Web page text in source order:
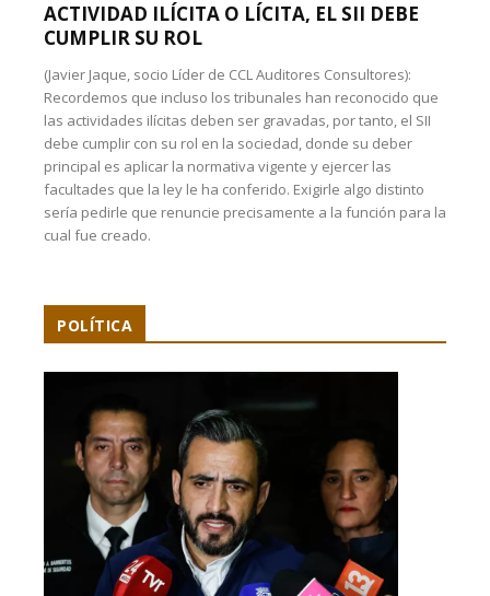
ACTIVIDAD ILÍCITA O LÍCITA, EL SII DEBE
CUMPLIR SU ROL
(Javier Jaque, socio Líder de CCL Auditores Consultores):
Recordemos que incluso los tribunales han reconocido que
las actividades ilícitas deben ser gravadas, por tanto, el SII
debe cumplir con su rol en la sociedad, donde su deber
principal es aplicar la normativa vigente y ejercer las
facultades que la ley le ha conferido. Exigirle algo distinto
sería pedirle que renuncie precisamente a la función para la
cual fue creado.
POLÍTICA